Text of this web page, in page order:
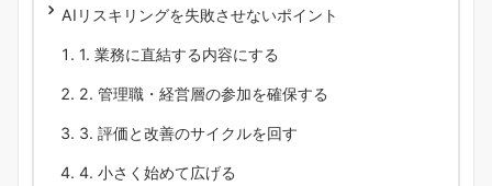
AIリスキリングを失敗させないポイント
1. 業務に直結する内容にする
2. 管理職・経営層の参加を確保する
3. 評価と改善のサイクルを回す
4. 小さく始めて広げる